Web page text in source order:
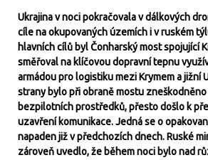
Ukrajina v noci pokračovala v dálkových
cíle na okupovaných územích i v ruském
hlavních cílů byl Čonharský most spojující
směřoval na klíčovou dopravní tepnu
armádou pro logistiku mezi Krymem a jižní
strany bylo při obraně mostu
bezpilotních prostředků, přesto došlo k
uzavření komunikace. Jedná se o
napaden již v předchozích dnech. Ruské
zároveň uvedlo, že během noci bylo nad